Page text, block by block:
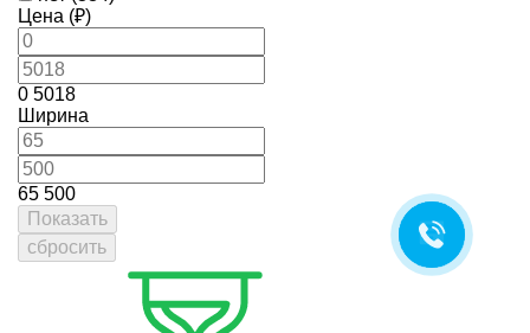
Цена (₽)
0 5018
Ширина
65 500
Показать
сбросить